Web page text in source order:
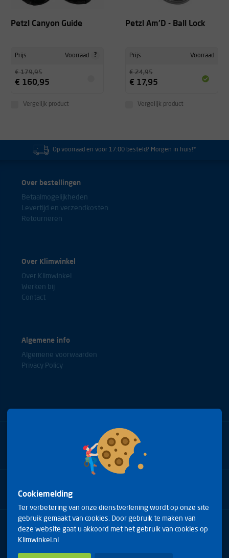
Petzl Canyon Guide
Prijs Voorraad ?
€ 179,95
€ 160,95
Vergelijk product
Petzl Am'D - Ball Lock
Prijs Voorraad
€ 24,95
€ 17,95
Vergelijk product
Op voorraad en voor 17:00 besteld? Morgen in huis!*
Over bestellingen
Betaalmogelijkheden
Levertijd en verzendkosten
Retourneren
Over Klimwinkel
Over Klimwinkel
Werken bij
Contact
Algemene info
Algemene voorwaarden
Privacy Policy
Bel met onze experts
+31(0)85 0653688
Arduinstraat 20
4827 HK Breda
Telefoon: +31(0)85 0653688
E-mail: info@klimwinkel.nl
Cookiemelding
Ter verbetering van onze dienstverlening wordt op onze site
gebruik gemaakt van cookies. Door gebruik te maken van
deze website gaat u akkoord met het gebruik van cookies op
Klimwinkel.nl